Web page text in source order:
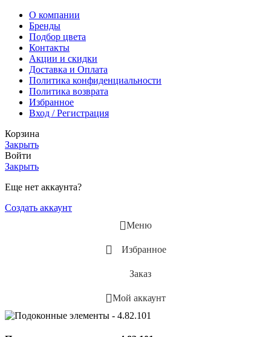
О компании
Бренды
Подбор цвета
Контакты
Акции и скидки
Доставка и Оплата
Политика конфиденциальности
Политика возврата
Избранное
Вход / Регистрация
Корзина
Закрыть
Войти
Закрыть
Еще нет аккаунта?
Создать аккаунт
Меню
Избранное
Заказ
Мой аккаунт